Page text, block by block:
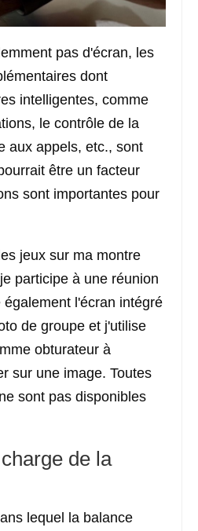
pas d'écran, les
dont
intelligentes, comme
le contrôle de la
aux appels, etc., sont
être un facteur
sont importantes pour
jeux sur ma montre
participe à une réunion
l'écran intégré
de groupe et j'utilise
obturateur à
sur une image. Toutes
sont pas disponibles
de la
lequel la balance